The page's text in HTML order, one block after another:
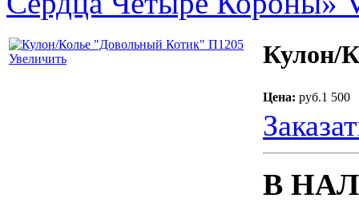
Увеличить Кулон/
Цена: руб.1 500
В